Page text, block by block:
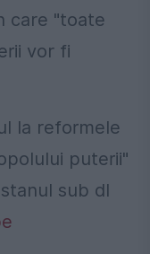
care "toate
vor fi
la reformele
puterii"
sub dl